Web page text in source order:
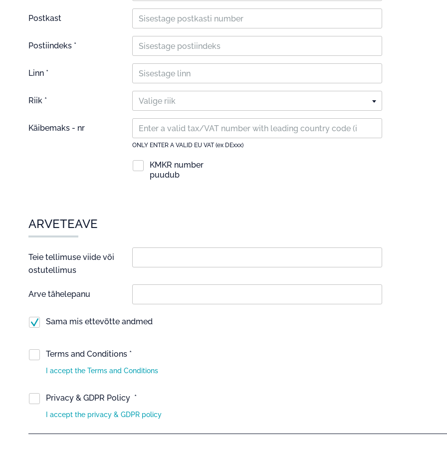
Postkast
Postiindeks *
Linn *
Riik * Valige riik
Käibemaks - nr
ONLY ENTER A VALID EU VAT (ex DExxx)
KMKR number
puudub
ARVETEAVE
Teie tellimuse viide või
ostutellimus
Arve tähelepanu
Sama mis ettevõtte andmed
Terms and Conditions *
I accept the Terms and Conditions
Privacy & GDPR Policy *
I accept the privacy & GDPR policy